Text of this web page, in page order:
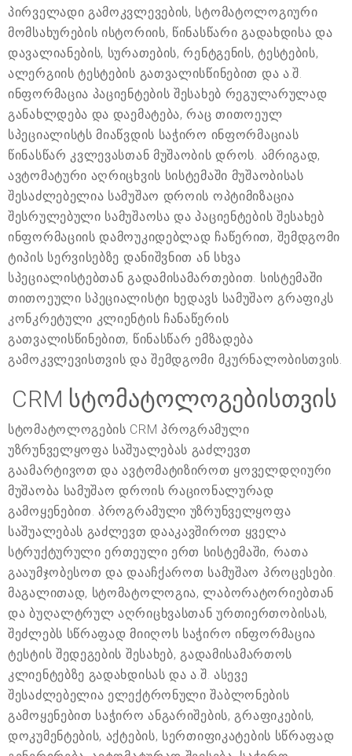
პირველადი გამოკვლევების, სტომატოლოგიური
მომსახურების ისტორიის, წინასწარი გადახდისა და
დავალიანების, სურათების, რენტგენის, ტესტების,
ალერგიის ტესტების გათვალისწინებით და ა.შ.
ინფორმაცია პაციენტების შესახებ რეგულარულად
განახლდება და დაემატება, რაც თითოეულ
სპეციალისტს მიაწვდის საჭირო ინფორმაციას
წინასწარ კვლევასთან მუშაობის დროს. ამრიგად,
ავტომატური აღრიცხვის სისტემაში მუშაობისას
შესაძლებელია სამუშაო დროის ოპტიმიზაცია
შესრულებული სამუშაოსა და პაციენტების შესახებ
ინფორმაციის დამოუკიდებლად ჩაწერით, შემდგომი
ტიპის სერვისებზე დანიშვნით ან სხვა
სპეციალისტებთან გადამისამართებით. სისტემაში
თითოეული სპეციალისტი ხედავს სამუშაო გრაფიკს
კონკრეტული კლიენტის ჩანაწერის
გათვალისწინებით, წინასწარ ემზადება
გამოკვლევისთვის და შემდგომი მკურნალობისთვის.
CRM სტომატოლოგებისთვის
სტომატოლოგების CRM პროგრამული
უზრუნველყოფა საშუალებას გაძლევთ
გაამარტივოთ და ავტომატიზიროთ ყოველდღიური
მუშაობა სამუშაო დროის რაციონალურად
გამოყენებით. პროგრამული უზრუნველყოფა
საშუალებას გაძლევთ დააკავშიროთ ყველა
სტრუქტურული ერთეული ერთ სისტემაში, რათა
გააუმჯობესოთ და დააჩქაროთ სამუშაო პროცესები.
მაგალითად, სტომატოლოგია, ლაბორატორიებთან
და ბუღალტრულ აღრიცხვასთან ურთიერთობისას,
შეძლებს სწრაფად მიიღოს საჭირო ინფორმაცია
ტესტის შედეგების შესახებ, გადამისამართოს
კლიენტებზე გადახდისას და ა.შ. ასევე
შესაძლებელია ელექტრონული შაბლონების
გამოყენებით საჭირო ანგარიშების, გრაფიკების,
დოკუმენტების, აქტების, სერთიფიკატების სწრაფად